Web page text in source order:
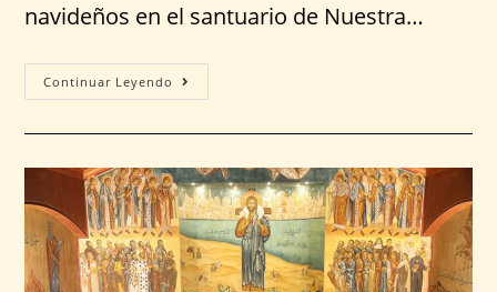
navideños en el santuario de Nuestra…
Continuar Leyendo